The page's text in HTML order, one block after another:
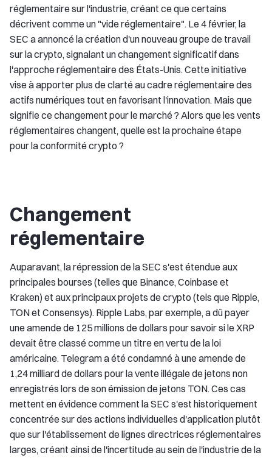
réglementaire sur l'industrie, créant ce que certains
décrivent comme un "vide réglementaire". Le 4 février, la
SEC a annoncé la création d'un nouveau groupe de travail
sur la crypto, signalant un changement significatif dans
l'approche réglementaire des États-Unis. Cette initiative
vise à apporter plus de clarté au cadre réglementaire des
actifs numériques tout en favorisant l'innovation. Mais que
signifie ce changement pour le marché ? Alors que les vents
réglementaires changent, quelle est la prochaine étape
pour la conformité crypto ?
Changement
réglementaire
Auparavant, la répression de la SEC s'est étendue aux
principales bourses (telles que Binance, Coinbase et
Kraken) et aux principaux projets de crypto (tels que Ripple,
TON et Consensys). Ripple Labs, par exemple, a dû payer
une amende de 125 millions de dollars pour savoir si le XRP
devait être classé comme un titre en vertu de la loi
américaine. Telegram a été condamné à une amende de
1,24 milliard de dollars pour la vente illégale de jetons non
enregistrés lors de son émission de jetons TON. Ces cas
mettent en évidence comment la SEC s'est historiquement
concentrée sur des actions individuelles d'application plutôt
que sur l'établissement de lignes directrices réglementaires
larges, créant ainsi de l'incertitude au sein de l'industrie de la